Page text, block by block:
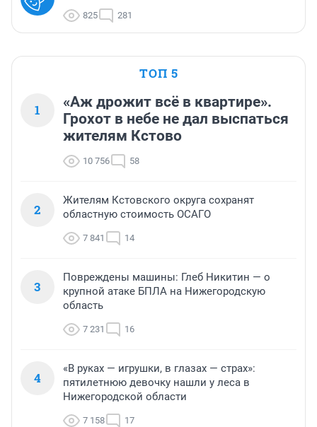
825 281
ТОП 5
1
«Аж дрожит всё в квартире».
Грохот в небе не дал выспаться
жителям Кстово
10 756 58
2
Жителям Кстовского округа сохранят
областную стоимость ОСАГО
7 841 14
3
Повреждены машины: Глеб Никитин — о
крупной атаке БПЛА на Нижегородскую
область
7 231 16
4
«В руках — игрушки, в глазах — страх»:
пятилетнюю девочку нашли у леса в
Нижегородской области
7 158 17